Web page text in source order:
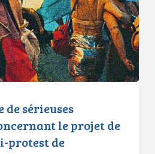
de sérieuses
le projet de
protest de